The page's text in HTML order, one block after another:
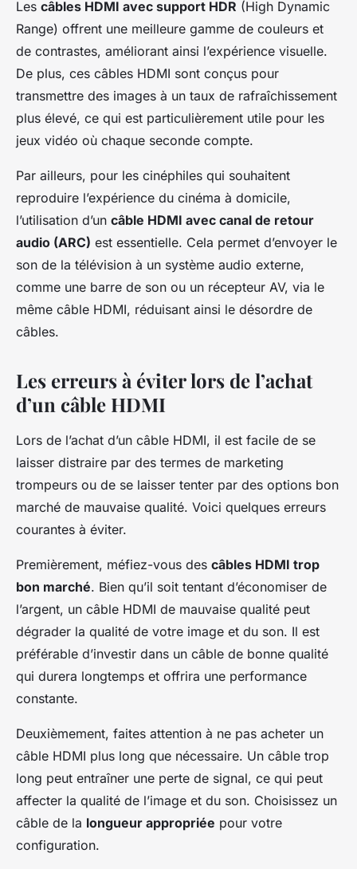
Les câbles HDMI avec support HDR (High Dynamic
Range) offrent une meilleure gamme de couleurs et
de contrastes, améliorant ainsi l’expérience visuelle.
De plus, ces câbles HDMI sont conçus pour
transmettre des images à un taux de rafraîchissement
plus élevé, ce qui est particulièrement utile pour les
jeux vidéo où chaque seconde compte.
Par ailleurs, pour les cinéphiles qui souhaitent
reproduire l’expérience du cinéma à domicile,
l’utilisation d’un câble HDMI avec canal de retour
audio (ARC) est essentielle. Cela permet d’envoyer le
son de la télévision à un système audio externe,
comme une barre de son ou un récepteur AV, via le
même câble HDMI, réduisant ainsi le désordre de
câbles.
Les erreurs à éviter lors de l’achat
d’un câble HDMI
Lors de l’achat d’un câble HDMI, il est facile de se
laisser distraire par des termes de marketing
trompeurs ou de se laisser tenter par des options bon
marché de mauvaise qualité. Voici quelques erreurs
courantes à éviter.
Premièrement, méfiez-vous des câbles HDMI trop
bon marché. Bien qu’il soit tentant d’économiser de
l’argent, un câble HDMI de mauvaise qualité peut
dégrader la qualité de votre image et du son. Il est
préférable d’investir dans un câble de bonne qualité
qui durera longtemps et offrira une performance
constante.
Deuxièmement, faites attention à ne pas acheter un
câble HDMI plus long que nécessaire. Un câble trop
long peut entraîner une perte de signal, ce qui peut
affecter la qualité de l’image et du son. Choisissez un
câble de la longueur appropriée pour votre
configuration.